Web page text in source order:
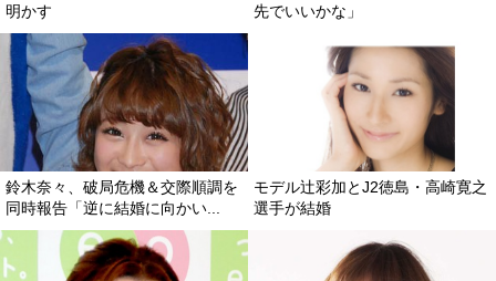
明かす
先でいいかな」
鈴木奈々、破局危機＆交際順調を
同時報告「逆に結婚に向かい...
モデル辻彩加とJ2徳島・高崎寛之
選手が結婚